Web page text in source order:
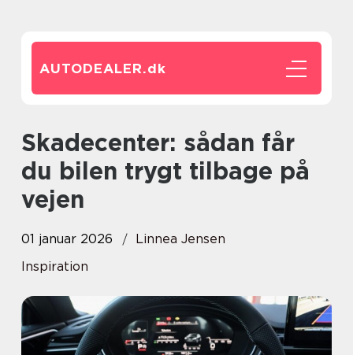
AUTODEALER.dk
Skadecenter: sådan får
du bilen trygt tilbage på
vejen
01 januar 2026
Linnea Jensen
Inspiration